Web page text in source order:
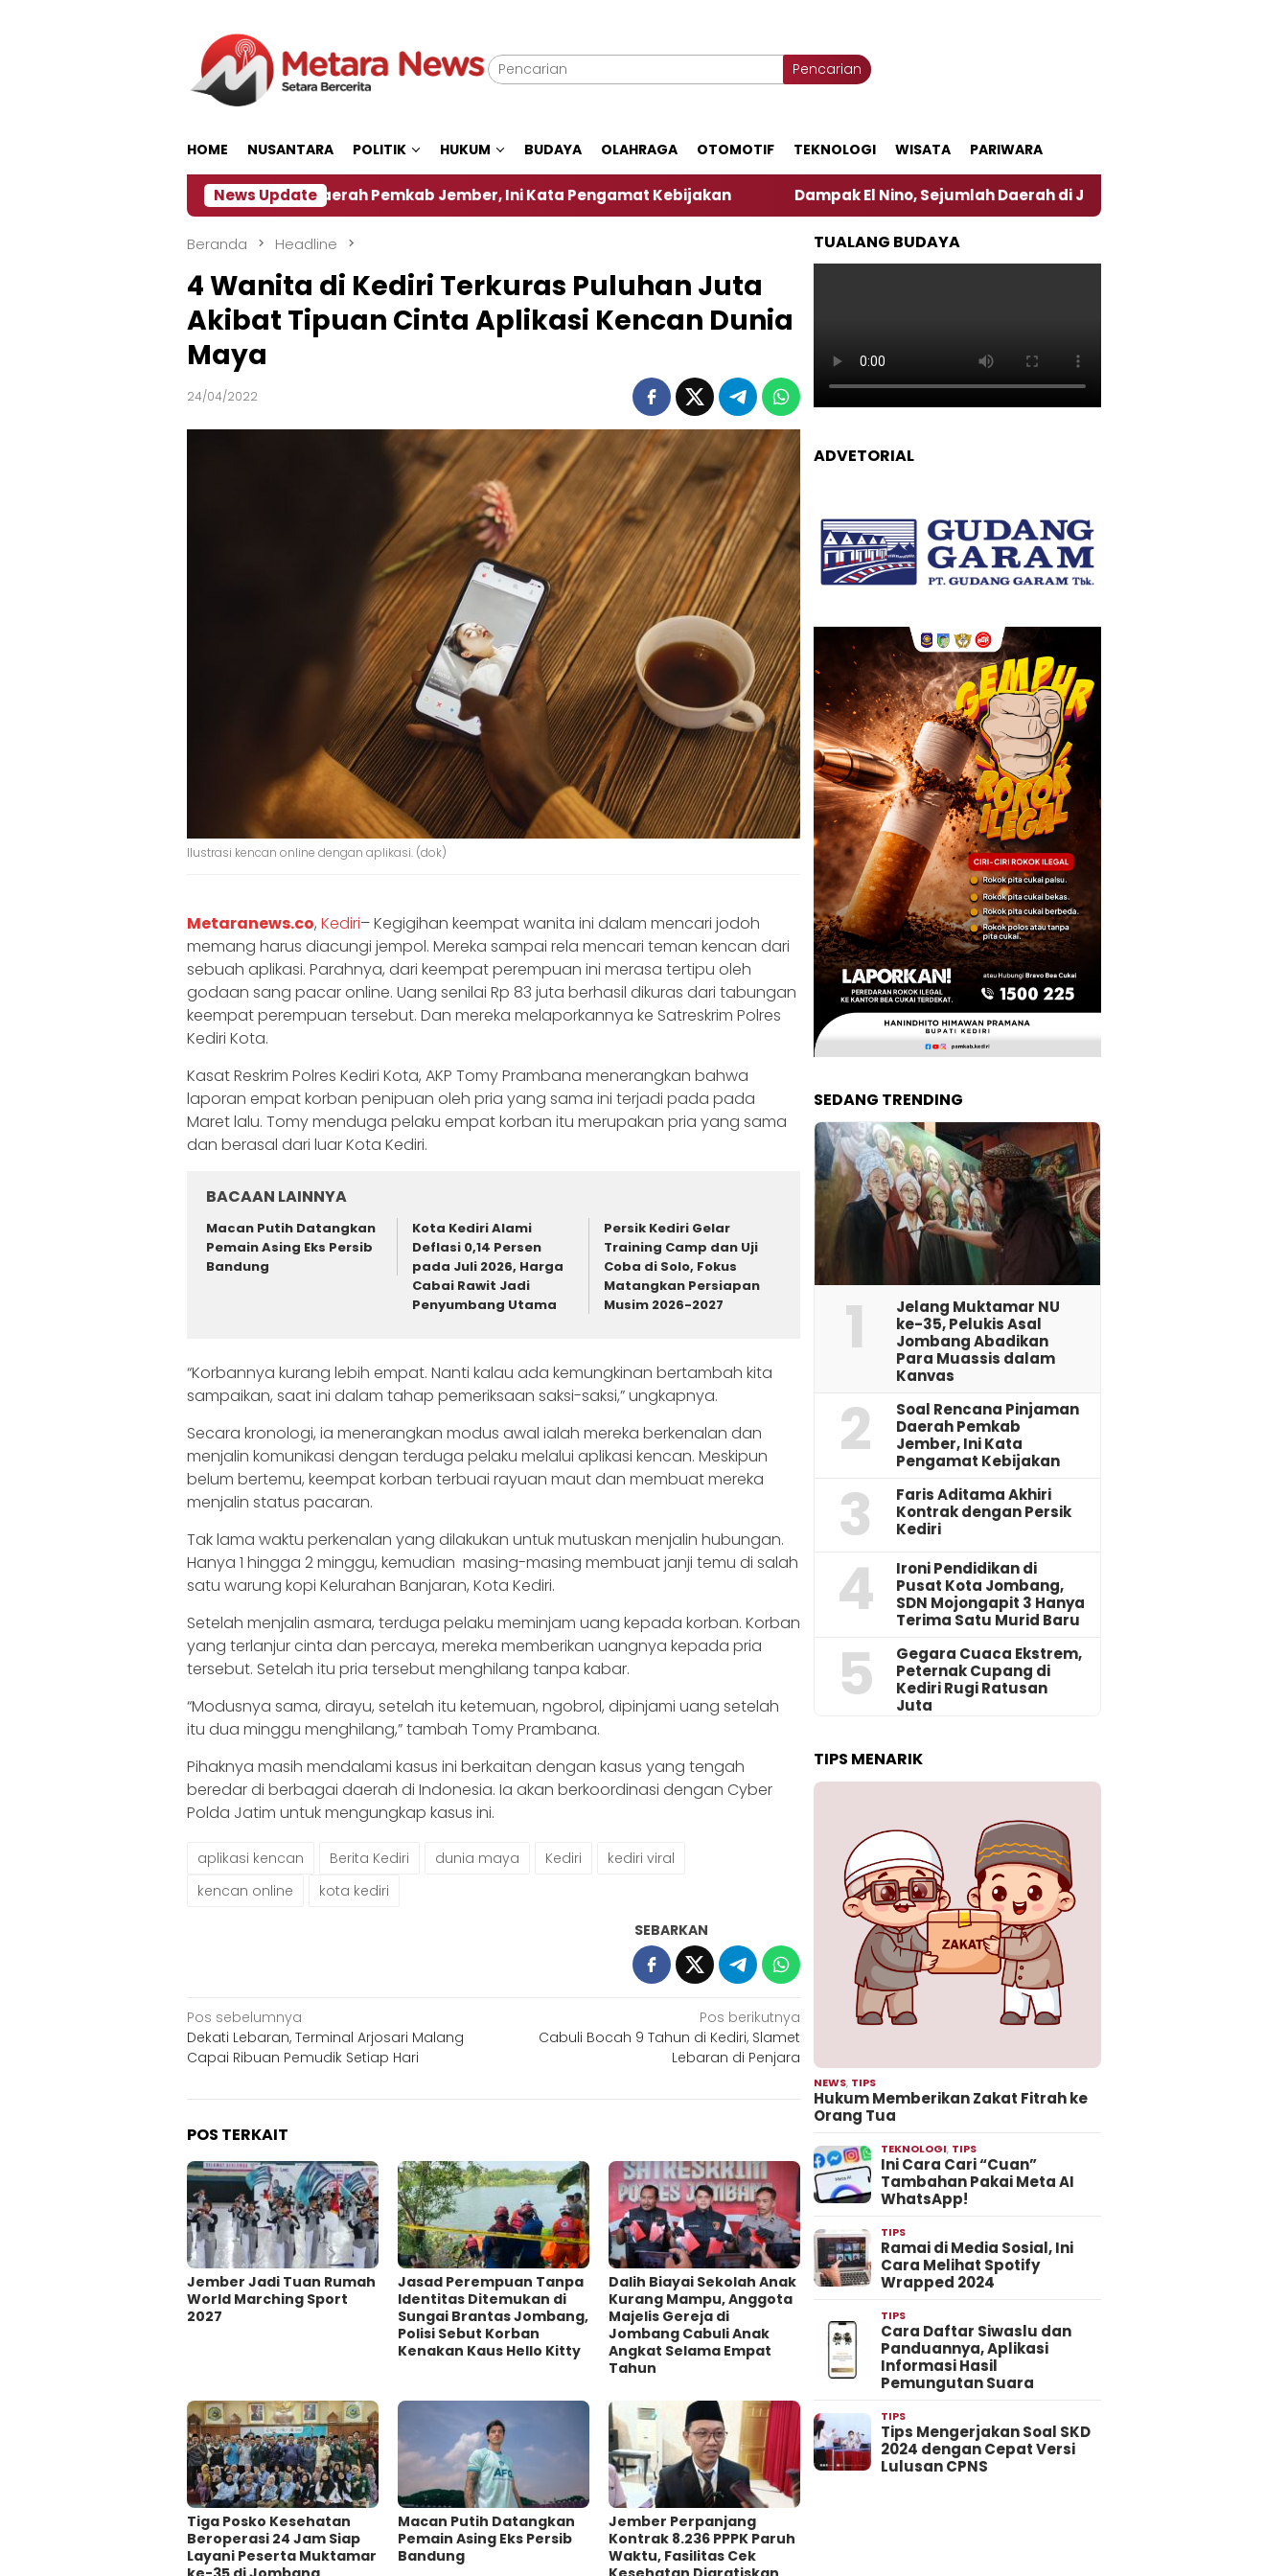
Pencarian
HOME NUSANTARA POLITIK HUKUM BUDAYA OLAHRAGA OTOMOTIF TEKNOLOGI WISATA PARIWARA
News Update
‎Soal Rencana Pinjaman Daerah Pemkab Jember, Ini Kata Pengamat Kebijakan ‎ Dampak El Nino, Sejumlah Daerah di Jember Alami Krisi Air
Beranda Headline
4 Wanita di Kediri Terkuras Puluhan Juta
Akibat Tipuan Cinta Aplikasi Kencan Dunia
Maya
24/04/2022
Ilustrasi kencan online dengan aplikasi. (dok)
Metaranews.co, Kediri– Kegigihan keempat wanita ini dalam mencari jodoh
memang harus diacungi jempol. Mereka sampai rela mencari teman kencan dari
sebuah aplikasi. Parahnya, dari keempat perempuan ini merasa tertipu oleh
godaan sang pacar online. Uang senilai Rp 83 juta berhasil dikuras dari tabungan
keempat perempuan tersebut. Dan mereka melaporkannya ke Satreskrim Polres
Kediri Kota.
Kasat Reskrim Polres Kediri Kota, AKP Tomy Prambana menerangkan bahwa
laporan empat korban penipuan oleh pria yang sama ini terjadi pada pada
Maret lalu. Tomy menduga pelaku empat korban itu merupakan pria yang sama
dan berasal dari luar Kota Kediri.
BACAAN LAINNYA
Macan Putih Datangkan
Pemain Asing Eks Persib
Bandung
Kota Kediri Alami
Deflasi 0,14 Persen
pada Juli 2026, Harga
Cabai Rawit Jadi
Penyumbang Utama
Persik Kediri Gelar
Training Camp dan Uji
Coba di Solo, Fokus
Matangkan Persiapan
Musim 2026-2027
“Korbannya kurang lebih empat. Nanti kalau ada kemungkinan bertambah kita
sampaikan, saat ini dalam tahap pemeriksaan saksi-saksi,” ungkapnya.
Secara kronologi, ia menerangkan modus awal ialah mereka berkenalan dan
menjalin komunikasi dengan terduga pelaku melalui aplikasi kencan. Meskipun
belum bertemu, keempat korban terbuai rayuan maut dan membuat mereka
menjalin status pacaran.
Tak lama waktu perkenalan yang dilakukan untuk mutuskan menjalin hubungan.
Hanya 1 hingga 2 minggu, kemudian masing-masing membuat janji temu di salah
satu warung kopi Kelurahan Banjaran, Kota Kediri.
Setelah menjalin asmara, terduga pelaku meminjam uang kepada korban. Korban
yang terlanjur cinta dan percaya, mereka memberikan uangnya kepada pria
tersebut. Setelah itu pria tersebut menghilang tanpa kabar.
“Modusnya sama, dirayu, setelah itu ketemuan, ngobrol, dipinjami uang setelah
itu dua minggu menghilang,” tambah Tomy Prambana.
Pihaknya masih mendalami kasus ini berkaitan dengan kasus yang tengah
beredar di berbagai daerah di Indonesia. Ia akan berkoordinasi dengan Cyber
Polda Jatim untuk mengungkap kasus ini.
aplikasi kencan Berita Kediri dunia maya Kediri
kediri viral
kencan online
kota kediri
SEBARKAN
Navigasi
pos
Pos sebelumnya
Dekati Lebaran, Terminal Arjosari Malang
Capai Ribuan Pemudik Setiap Hari
Pos berikutnya
Cabuli Bocah 9 Tahun di Kediri, Slamet
Lebaran di Penjara
POS TERKAIT
Jember Jadi Tuan Rumah
World Marching Sport
2027
Jasad Perempuan Tanpa
Identitas Ditemukan di
Sungai Brantas Jombang,
Polisi Sebut Korban
Kenakan Kaus Hello Kitty
Dalih Biayai Sekolah Anak
Kurang Mampu, Anggota
Majelis Gereja di
Jombang Cabuli Anak
Angkat Selama Empat
Tahun
Tiga Posko Kesehatan
Beroperasi 24 Jam Siap
Layani Peserta Muktamar
Macan Putih Datangkan
Pemain Asing Eks Persib
Bandung
Jember Perpanjang
Kontrak 8.236 PPPK Paruh
Waktu, Fasilitas Cek
TUALANG BUDAYA
ADVETORIAL
SEDANG TRENDING
1
Jelang Muktamar NU
ke-35, Pelukis Asal
Jombang Abadikan
Para Muassis dalam
Kanvas
2
‎Soal Rencana Pinjaman
Daerah Pemkab
Jember, Ini Kata
Pengamat Kebijakan ‎
3
Faris Aditama Akhiri
Kontrak dengan Persik
Kediri
4
Ironi Pendidikan di
Pusat Kota Jombang,
SDN Mojongapit 3 Hanya
Terima Satu Murid Baru
5
‎Gegara Cuaca Ekstrem,
Peternak Cupang di
Kediri Rugi Ratusan
Juta
TIPS MENARIK
NEWS, TIPS
Hukum Memberikan Zakat Fitrah ke
Orang Tua
TEKNOLOGI, TIPS
Ini Cara Cari “Cuan”
Tambahan Pakai Meta AI
WhatsApp!
TIPS
Ramai di Media Sosial, Ini
Cara Melihat Spotify
Wrapped 2024
TIPS
Cara Daftar Siwaslu dan
Panduannya, Aplikasi
Informasi Hasil
Pemungutan Suara
TIPS
Tips Mengerjakan Soal SKD
2024 dengan Cepat Versi
Lulusan CPNS